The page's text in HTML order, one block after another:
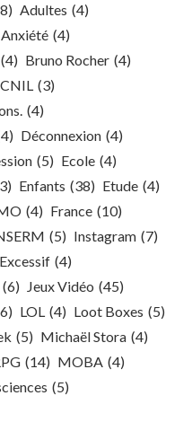
Adultes (4)
Anxiété (4)
(4) Bruno Rocher (4)
CNIL (3)
(4)
Déconnexion (4)
(5) Ecole (4)
Enfants (38) Etude (4)
(4) France (10)
(5) Instagram (7)
(4)
(6) Jeux Vidéo (45)
LOL (4) Loot Boxes (5)
(5) Michaël Stora (4)
(14) MOBA (4)
(5)